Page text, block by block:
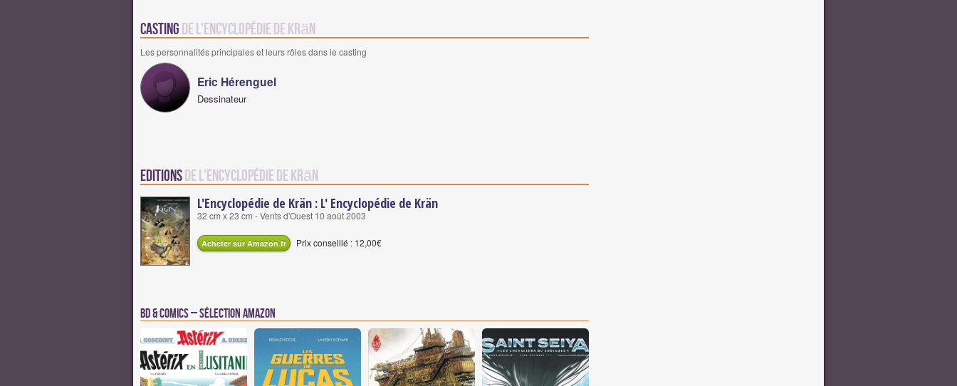
Casting de L'Encyclopédie de Krän
Les personnalités principales et leurs rôles dans le casting
Eric Hérenguel
Dessinateur
Editionsde L'Encyclopédie de Krän
L'Encyclopédie de Krän : L' Encyclopédie de Krän
32 cm x 23 cm - Vents d'Ouest 10 août 2003
Acheter sur Amazon.fr Prix conseillé : 12,00€
BD & Comics – Sélection Amazon